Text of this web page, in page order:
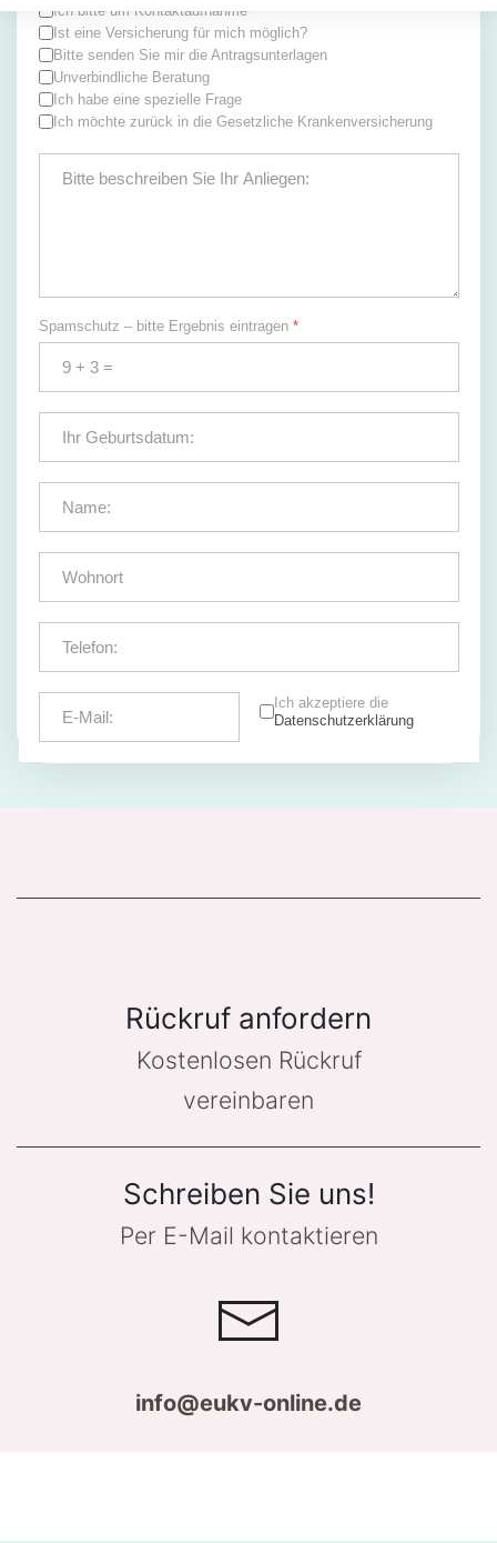
Ich bitte um Kontaktaufnahme
Ist eine Versicherung für mich möglich?
Bitte senden Sie mir die Antragsunterlagen
Unverbindliche Beratung
Ich habe eine spezielle Frage
Ich möchte zurück in die Gesetzliche Krankenversicherung
Spamschutz – bitte Ergebnis eintragen *
Ich akzeptiere die
Datenschutzerklärung
Rückruf anfordern
Kostenlosen Rückruf
vereinbaren
Schreiben Sie uns!
Per E-Mail kontaktieren
info@eukv-online.de